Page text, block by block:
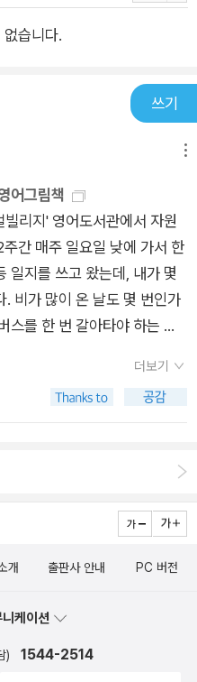
습니다.
쓰기
어그림책
리지' 영어도서관에서 자원
간 매주 일요일 낮에 가서 한
일지를 쓰고 왔는데, 내가 몇
. 비가 많이 온 날도 몇 번인가
스를 한 번 갈아타야 하는 코
올 때는 혼자 오게 하기도 했
하고 까불거려서^^) 다소 힘
대로 첫날 멘토와 멘티의 관
리 고르는데, 아이들(멘티)에
는 식이었다. 난 독서지도 했
도록 팁을 좀 주기도 했는데가
예를 들어 <Who could it be,
내가 울작은딸 배에 넣어 데리
더보기
개 출판사 안내 PC 버전
케이션
) 1544-2514